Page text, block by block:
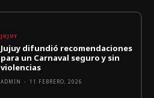
JUJUY
Jujuy difundió recomendaciones
para un Carnaval seguro y sin
violencias
ADMIN - 11 FEBRERO, 2026